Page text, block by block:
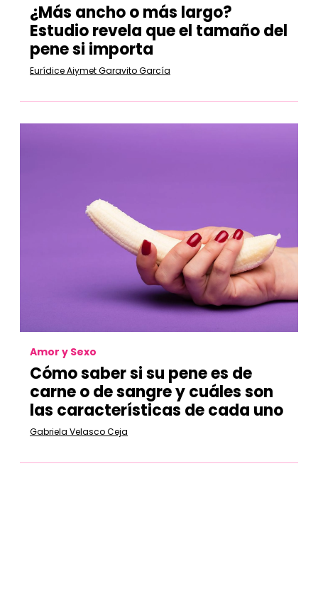
¿Más ancho o más largo?
Estudio revela que el tamaño del
pene si importa
Eurídice Aiymet Garavito García
Amor y Sexo
Cómo saber si su pene es de
carne o de sangre y cuáles son
las características de cada uno
Gabriela Velasco Ceja